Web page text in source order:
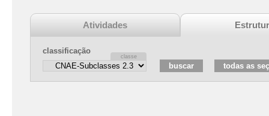
Atividades
classificação